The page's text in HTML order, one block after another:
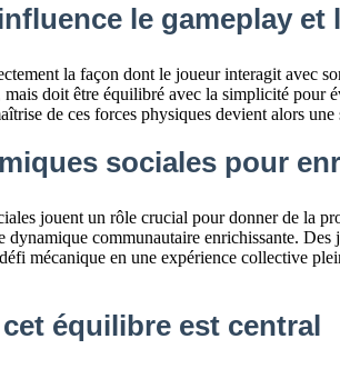
le gameplay et
la façon dont le joueur interagit avec
mais doit être équilibré avec la simplicité
de ces forces physiques devient alors
sociales pour
jouent un rôle crucial pour donner de la
communautaire enrichissante. Des
mécanique en une expérience collective
équilibre est central